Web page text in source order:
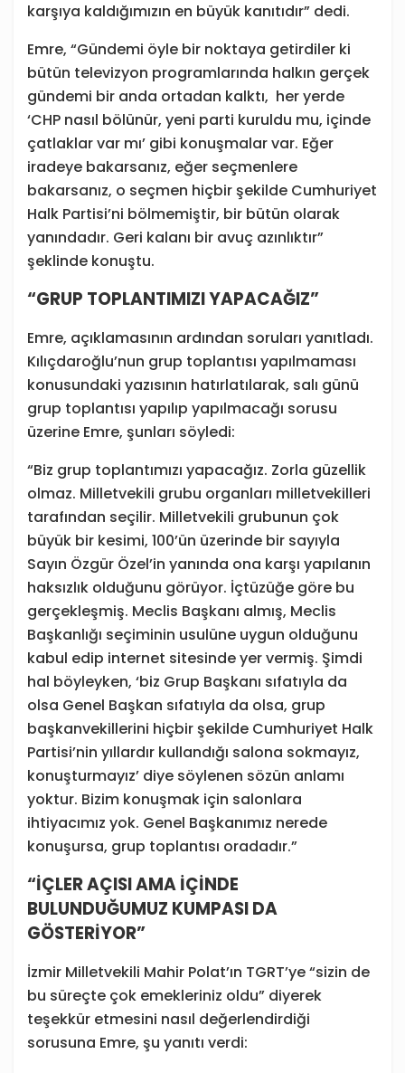
karşıya kaldığımızın en büyük kanıtıdır” dedi.
Emre, “Gündemi öyle bir noktaya getirdiler ki
bütün televizyon programlarında halkın gerçek
gündemi bir anda ortadan kalktı, her yerde
‘CHP nasıl bölünür, yeni parti kuruldu mu, içinde
çatlaklar var mı’ gibi konuşmalar var. Eğer
iradeye bakarsanız, eğer seçmenlere
bakarsanız, o seçmen hiçbir şekilde Cumhuriyet
Halk Partisi’ni bölmemiştir, bir bütün olarak
yanındadır. Geri kalanı bir avuç azınlıktır”
şeklinde konuştu.
“GRUP TOPLANTIMIZI YAPACAĞIZ”
Emre, açıklamasının ardından soruları yanıtladı.
Kılıçdaroğlu’nun grup toplantısı yapılmaması
konusundaki yazısının hatırlatılarak, salı günü
grup toplantısı yapılıp yapılmacağı sorusu
üzerine Emre, şunları söyledi:
“Biz grup toplantımızı yapacağız. Zorla güzellik
olmaz. Milletvekili grubu organları milletvekilleri
tarafından seçilir. Milletvekili grubunun çok
büyük bir kesimi, 100’ün üzerinde bir sayıyla
Sayın Özgür Özel’in yanında ona karşı yapılanın
haksızlık olduğunu görüyor. İçtüzüğe göre bu
gerçekleşmiş. Meclis Başkanı almış, Meclis
Başkanlığı seçiminin usulüne uygun olduğunu
kabul edip internet sitesinde yer vermiş. Şimdi
hal böyleyken, ‘biz Grup Başkanı sıfatıyla da
olsa Genel Başkan sıfatıyla da olsa, grup
başkanvekillerini hiçbir şekilde Cumhuriyet Halk
Partisi’nin yıllardır kullandığı salona sokmayız,
konuşturmayız’ diye söylenen sözün anlamı
yoktur. Bizim konuşmak için salonlara
ihtiyacımız yok. Genel Başkanımız nerede
konuşursa, grup toplantısı oradadır.”
“İÇLER AÇISI AMA İÇİNDE
BULUNDUĞUMUZ KUMPASI DA
GÖSTERİYOR”
İzmir Milletvekili Mahir Polat’ın TGRT’ye “sizin de
bu süreçte çok emekleriniz oldu” diyerek
teşekkür etmesini nasıl değerlendirdiği
sorusuna Emre, şu yanıtı verdi: